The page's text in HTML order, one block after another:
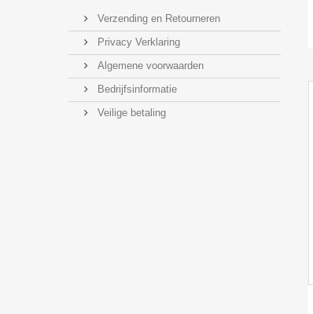
Verzending en Retourneren
Privacy Verklaring
Algemene voorwaarden
Bedrijfsinformatie
Veilige betaling